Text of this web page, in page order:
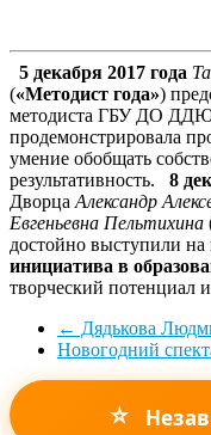
5 декабря 2017 года
(«Методист года»)
методиста ГБУ ДО
продемонстрировала
умение обобщать
результативность. 8
Дворца Александр
Евгеньевна Пельтихина
достойно выступили на
инициатива в
творческий потенциал
← Дядькова
Новогодний
⭐